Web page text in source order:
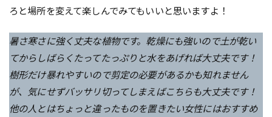
ろと場所を変えて楽しんでみてもいいと思いますよ！
暑さ寒さに強く丈夫な植物です。乾燥にも強いので土が乾い
てからしばらくたってたっぷりと水をあげれば大丈夫です！
樹形だけ暴れやすいので剪定の必要があるかも知れません
が、気にせずバッサリ切ってしまえばこちらも大丈夫です！
他の人とはちょっと違ったものを置きたい女性にはおすすめ